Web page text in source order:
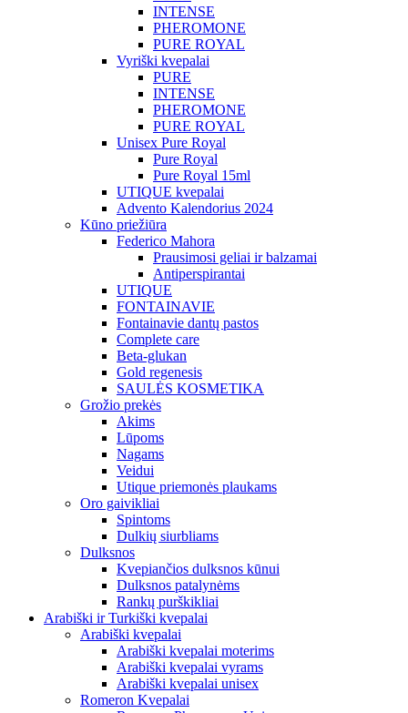
INTENSE
PHEROMONE
PURE ROYAL
Vyriški kvepalai
PURE
INTENSE
PHEROMONE
PURE ROYAL
Unisex Pure Royal
Pure Royal
Pure Royal 15ml
UTIQUE kvepalai
Advento Kalendorius 2024
Kūno priežiūra
Federico Mahora
Prausimosi geliai ir balzamai
Antiperspirantai
UTIQUE
FONTAINAVIE
Fontainavie dantų pastos
Complete care
Beta-glukan
Gold regenesis
SAULĖS KOSMETIKA
Grožio prekės
Akims
Lūpoms
Nagams
Veidui
Utique priemonės plaukams
Oro gaivikliai
Spintoms
Dulkių siurbliams
Dulksnos
Kvepiančios dulksnos kūnui
Dulksnos patalynėms
Rankų purškikliai
Arabiški ir Turkiški kvepalai
Arabiški kvepalai
Arabiški kvepalai moterims
Arabiški kvepalai vyrams
Arabiški kvepalai unisex
Romeron Kvepalai